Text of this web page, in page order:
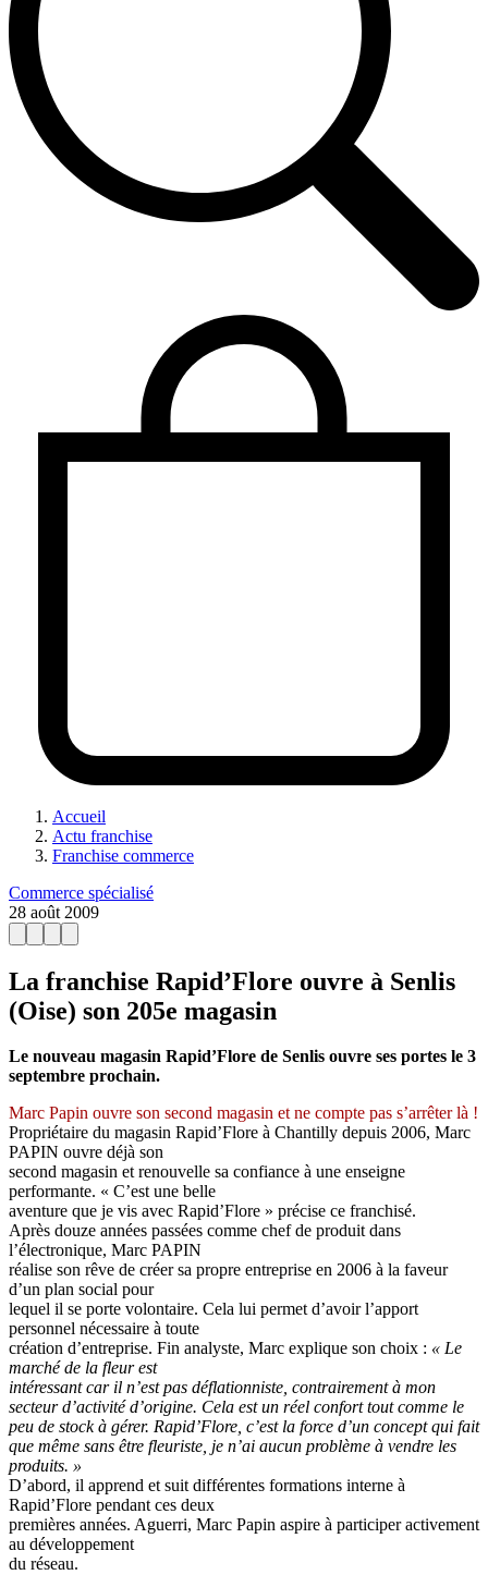
Accueil
Actu franchise
Franchise commerce
Commerce spécialisé
28 août 2009
La franchise Rapid’Flore ouvre à Senlis
(Oise) son 205e magasin
Le nouveau magasin Rapid’Flore de Senlis ouvre ses portes le 3
septembre prochain.
Marc Papin ouvre son second magasin et ne compte pas s’arrêter là !
Propriétaire du magasin Rapid’Flore à Chantilly depuis 2006, Marc
PAPIN ouvre déjà son
second magasin et renouvelle sa confiance à une enseigne
performante. « C’est une belle
aventure que je vis avec Rapid’Flore » précise ce franchisé.
Après douze années passées comme chef de produit dans
l’électronique, Marc PAPIN
réalise son rêve de créer sa propre entreprise en 2006 à la faveur
d’un plan social pour
lequel il se porte volontaire. Cela lui permet d’avoir l’apport
personnel nécessaire à toute
création d’entreprise. Fin analyste, Marc explique son choix : « Le
marché de la fleur est
intéressant car il n’est pas déflationniste, contrairement à mon
secteur d’activité d’origine. Cela est un réel confort tout comme le
peu de stock à gérer. Rapid’Flore, c’est la force d’un concept qui fait
que même sans être fleuriste, je n’ai aucun problème à vendre les
produits. »
D’abord, il apprend et suit différentes formations interne à
Rapid’Flore pendant ces deux
premières années. Aguerri, Marc Papin aspire à participer activement
au développement
du réseau.